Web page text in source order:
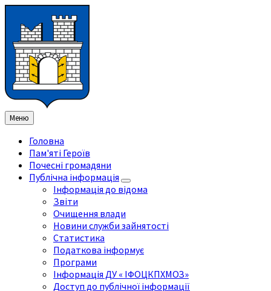
змісту
ліву
бічну
панель
праву
бічну
панель
нижнього
колонтитула
Меню
Головна
Пам'яті Героїв
Почесні громадяни
Публічна інформація
Інформація до відома
Звіти
Очищення влади
Новини служби зайнятості
Статистика
Податкова інформує
Програми
Інформація ДУ « ІФОЦКПХМОЗ»
Доступ до публічної інформації